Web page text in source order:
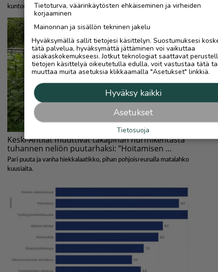
Tietoturva, väärinkäytösten ehkäiseminen ja virheiden
korjaaminen
Mainonnan ja sisällön tekninen jakelu
Hyväksymällä sallit tietojesi käsittelyn. Suostumuksesi
tätä palvelua, hyväksymättä jättäminen voi vaikuttaa
asiakaskokemukseesi. Jotkut teknologiat saattavat
tietojen käsittelyä oikeutetulla edulla, voit vastustaa tätä
muuttaa muita asetuksia klikkaamalla "Asetukset" linkkiä.
Hyväksy kaikki
Asetukset
Tietosuoja